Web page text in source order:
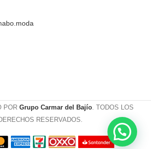
POR Grupo Carmar del Bajío . TODOS LOS
RESERVADOS.